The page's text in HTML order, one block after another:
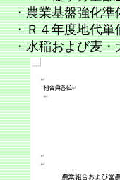
・農業基盤強化準
・Ｒ４年度地代単
・水稲および麦・